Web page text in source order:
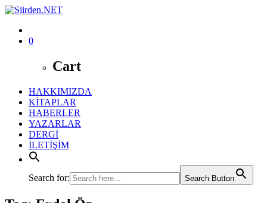
0
Cart
HAKKIMIZDA
KİTAPLAR
HABERLER
YAZARLAR
DERGİ
İLETİŞİM
Search for: Search Button